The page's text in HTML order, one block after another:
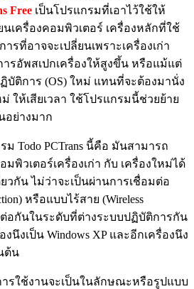
Free เป็นโปรแกรมที่เอาไว้ใช้ให้
เครื่องคอมพิวเตอร์ เครื่องหลักที่ใช้
รที่อาจจะเปลี่ยนเพราะเครื่องเก่า
ารอัพสเปกเครื่องให้สูงขึ้น หรือแม้แต่
บัติการ (OS) ใหม่ แทนที่จะต้องมานั่ง
ให้เสียเวลา ใช้โปรแกรมนี้ช่วยย้าย
อย่างมาก
Todo PCTrans นี้คือ มันสามารถ
พิวเตอร์เครื่องเก่า กับ เครื่องใหม่ได้
วกัน ไม่ว่าจะเป็นผ่านการเชื่อมต่อ
หรือแบบไร้สาย (Wireless
ต่อกันในระดับที่ต่างระบบปฏิบัติการกัน
นึงเป็น Windows XP และอีกเครื่องนึง
ต้น
รใช้งานจะเป็นในลักษณะหรือรูปแบบ